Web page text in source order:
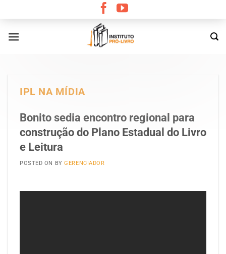
content
IPL NA MÍDIA
Bonito sedia encontro regional para
construção do Plano Estadual do Livro
e Leitura
POSTED ON BYGERENCIADOR